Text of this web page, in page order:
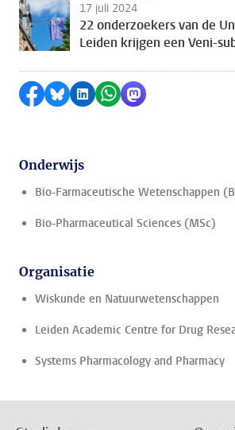
17 juli 2024
22 onderzoekers van de
Leiden krijgen een Veni-
Delen op Facebook
Delen via Bluesky
Delen op LinkedIn
Delen via WhatsApp
Delen via
Onderwijs
Bio-Farmaceutische Wetenschappen
Bio-Pharmaceutical Sciences (MSc)
Organisatie
Wiskunde en Natuurwetenschappen
Leiden Academic Centre for Drug
Systems Pharmacology and Pharmacy